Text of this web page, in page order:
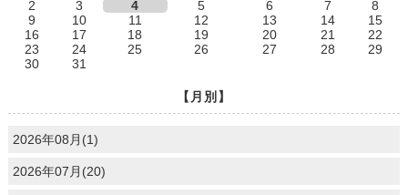
2
3 4 5 6 7
8
9
10 11 12 13 14
15
16
17 18 19 20 21
22
23
24 25 26 27 28
29
30
31
【月別】
2026年08月(1)
2026年07月(20)